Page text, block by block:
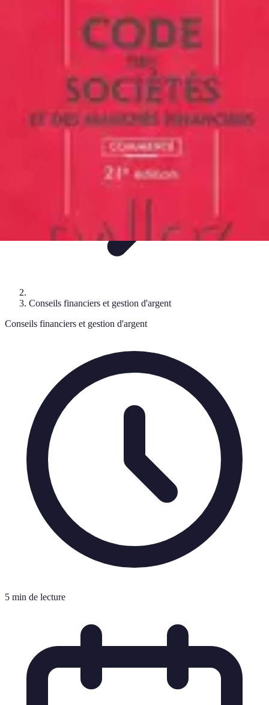
BudgetingInvestissementÉpargne
Meilleur Conseil Financier
Conseils financiers et gestion d'argent
Conseils financiers et gestion d'argent
5 min de lecture